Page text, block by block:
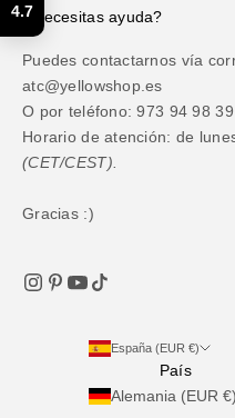
¿Necesitas ayuda?
Puedes contactarnos vía
atc@yellowshop.es
O por teléfono: 973 94 98 39
Horario de atención: de
(CET/CEST).
Gracias :)
España (EUR €)
País
Alemania (EUR €)
4.7